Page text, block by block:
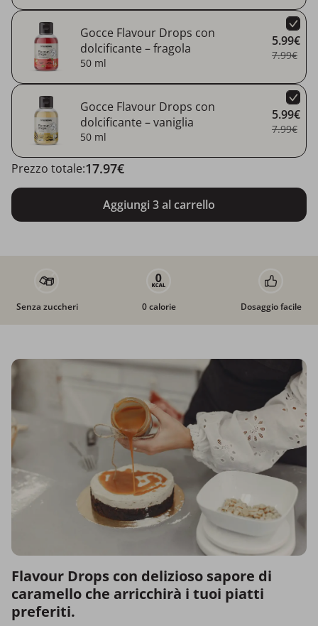
Gocce Flavour Drops con
dolcificante – fragola
50 ml
5.99€
7.99€
Gocce Flavour Drops con
dolcificante – vaniglia
50 ml
5.99€
7.99€
Aggiungi 3 al carrello
Prezzo totale:17.97€
Senza zuccheri 0 calorie Dosaggio facile
Flavour Drops con delizioso sapore di
caramello che arricchirà i tuoi piatti
preferiti.